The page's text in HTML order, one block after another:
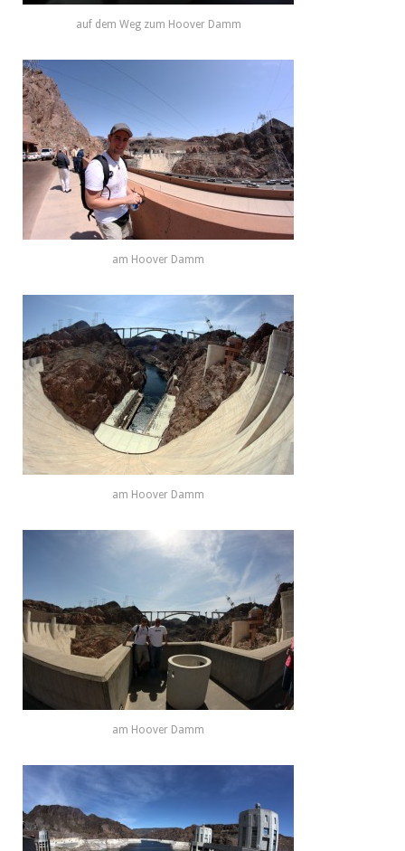
auf dem Weg zum Hoover Damm
am Hoover Damm
am Hoover Damm
am Hoover Damm